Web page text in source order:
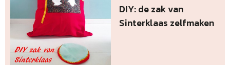
DIY: de zak van
Sinterklaas zelfmaken